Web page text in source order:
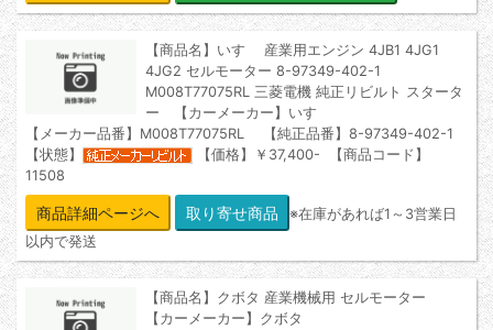
【商品名】いすゞ 産業用エンジン 4JB1 4JG1
4JG2 セルモーター 8-97349-402-1
M008T77075RL 三菱電機 純正リビルト スタータ
ー 【カーメーカー】いすゞ
【メーカー品番】M008T77075RL 【純正品番】8-97349-402-1
【状態】
【価格】￥37,400- 【商品コード】
11508
商品詳細ページへ
※在庫があれば1～3営業日
以内で発送
【商品名】クボタ 産業機械用 セルモーター
【カーメーカー】クボタ